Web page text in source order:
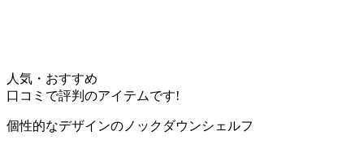
人気・おすすめ
口コミで評判のアイテムです!
個性的なデザインのノックダウンシェルフ